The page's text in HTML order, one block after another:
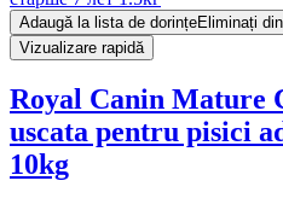
Adaugă la lista de dorințeEliminați
Vizualizare rapidă
Royal Canin Mature
uscata pentru pisici
10kg